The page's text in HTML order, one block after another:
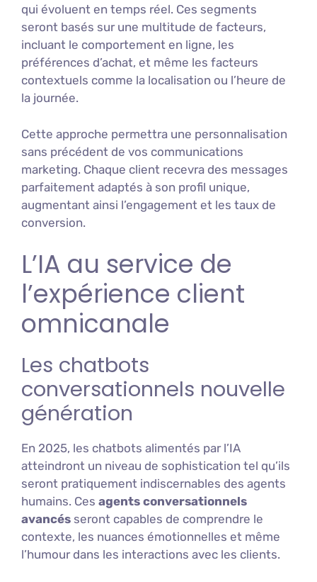
qui évoluent en temps réel. Ces segments
seront basés sur une multitude de facteurs,
incluant le comportement en ligne, les
préférences d’achat, et même les facteurs
contextuels comme la localisation ou l’heure de
la journée.
Cette approche permettra une personnalisation
sans précédent de vos communications
marketing. Chaque client recevra des messages
parfaitement adaptés à son profil unique,
augmentant ainsi l’engagement et les taux de
conversion.
L’IA au service de
l’expérience client
omnicanale
Les chatbots
conversationnels nouvelle
génération
En 2025, les chatbots alimentés par l’IA
atteindront un niveau de sophistication tel qu’ils
seront pratiquement indiscernables des agents
humains. Ces agents conversationnels
avancés seront capables de comprendre le
contexte, les nuances émotionnelles et même
l’humour dans les interactions avec les clients.